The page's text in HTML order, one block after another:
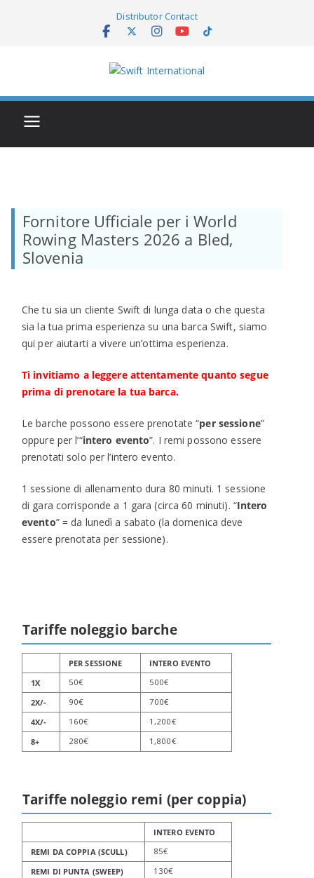
Distributor Contact
Fornitore Ufficiale per i World
Rowing Masters 2026 a Bled,
Slovenia
Che tu sia un cliente Swift di lunga data o che questa
sia la tua prima esperienza su una barca Swift, siamo
qui per aiutarti a vivere un’ottima esperienza.
Ti invitiamo a leggere attentamente quanto segue
prima di prenotare la tua barca.
Le barche possono essere prenotate “per sessione”
oppure per l’“intero evento”. I remi possono essere
prenotati solo per l’intero evento.
1 sessione di allenamento dura 80 minuti. 1 sessione
di gara corrisponde a 1 gara (circa 60 minuti). “Intero
evento” = da lunedì a sabato (la domenica deve
essere prenotata per sessione).
Tariffe noleggio barche
PER SESSIONE
INTERO EVENTO
1X
50€
500€
2X/-
90€
700€
4X/-
160€
1,200€
8+
280€ 1,800€
Tariffe noleggio remi (per coppia)
INTERO EVENTO
REMI DA COPPIA (SCULL)
85€
REMI DI PUNTA (SWEEP)
130€